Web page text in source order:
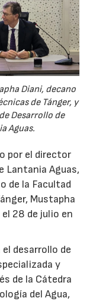
Diani, decano
de Tánger, y
Desarrollo de
Aguas.
por el director
Lantania Aguas,
de la Facultad
Mustapha
28 de julio en
desarrollo de
y
de la Cátedra
del Agua,